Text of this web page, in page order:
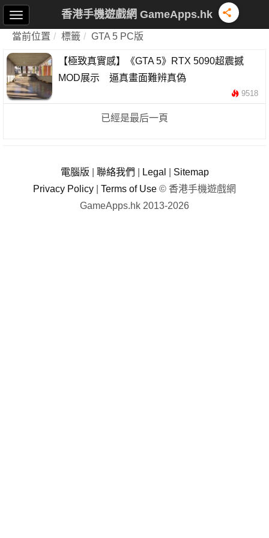
香港手機遊戲網 GameApps.hk
當前位置 標籤 GTA 5 PC版
【極致真實感】《GTA 5》RTX 5090超震撼
MOD展示 逼真畫面難辨真偽
9518
已經是最后一頁
電腦版 聯絡我們 Legal
Sitemap
Privacy Policy
Terms of Use © 香港手機遊戲網
GameApps.hk 2013-2026